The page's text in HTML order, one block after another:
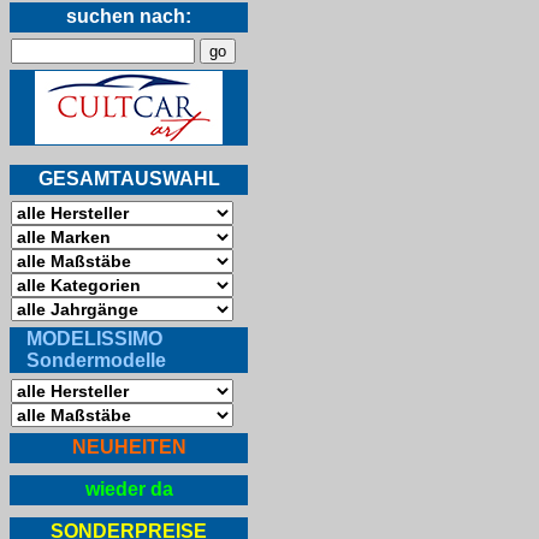
suchen nach:
GESAMTAUSWAHL
MODELISSIMO
Sondermodelle
NEUHEITEN
wieder da
SONDERPREISE